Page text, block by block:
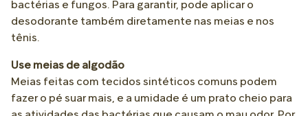
bactérias e fungos. Para garantir, pode aplicar o
desodorante também diretamente nas meias e nos
tênis.
Use meias de algodão
Meias feitas com tecidos sintéticos comuns podem
fazer o pé suar mais, e a umidade é um prato cheio para